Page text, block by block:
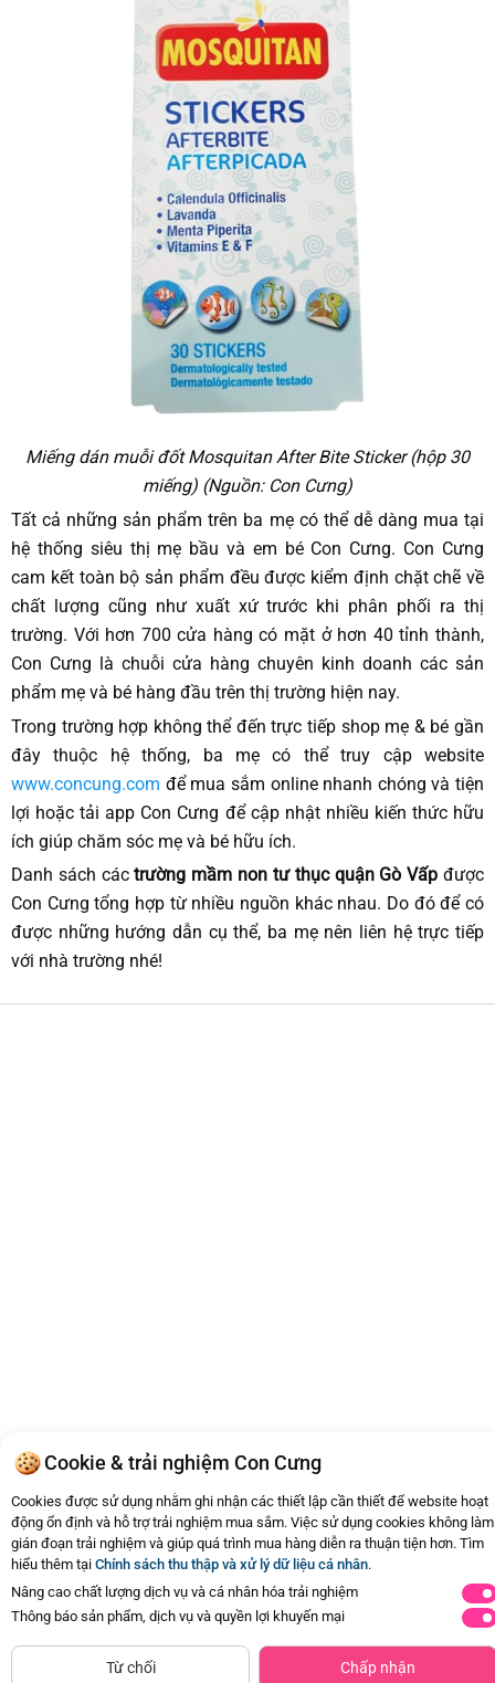
Miếng dán muỗi đốt Mosquitan After Bite Sticker (hộp 30
miếng) (Nguồn: Con Cưng)
Tất cả những sản phẩm trên ba mẹ có thể dễ dàng mua tại
hệ thống siêu thị mẹ bầu và em bé Con Cưng. Con Cưng
cam kết toàn bộ sản phẩm đều được kiểm định chặt chẽ về
chất lượng cũng như xuất xứ trước khi phân phối ra thị
trường. Với hơn 700 cửa hàng có mặt ở hơn 40 tỉnh thành,
Con Cưng là chuỗi cửa hàng chuyên kinh doanh các sản
phẩm mẹ và bé hàng đầu trên thị trường hiện nay.
Trong trường hợp không thể đến trực tiếp shop mẹ & bé gần
đây thuộc hệ thống, ba mẹ có thể truy cập website
www.concung.com để mua sắm online nhanh chóng và tiện
lợi hoặc tải app Con Cưng để cập nhật nhiều kiến thức hữu
ích giúp chăm sóc mẹ và bé hữu ích.
Danh sách cáctrường mầm non tư thục quận Gò Vấpđược
Con Cưng tổng hợp từ nhiều nguồn khác nhau. Do đó để có
được những hướng dẫn cụ thể, ba mẹ nên liên hệ trực tiếp
với nhà trường nhé!
Cookie & trải nghiệm Con Cưng
Cookies được sử dụng nhằm ghi nhận các thiết lập cần thiết để website hoạt
động ổn định và hỗ trợ trải nghiệm mua sắm. Việc sử dụng cookies không làm
gián đoạn trải nghiệm và giúp quá trình mua hàng diễn ra thuận tiện hơn. Tìm
hiểu thêm tại Chính sách thu thập và xử lý dữ liệu cá nhân.
Nâng cao chất lượng dịch vụ và cá nhân hóa trải nghiệm
Thông báo sản phẩm, dịch vụ và quyền lợi khuyến mại
Từ chối Chấp nhận